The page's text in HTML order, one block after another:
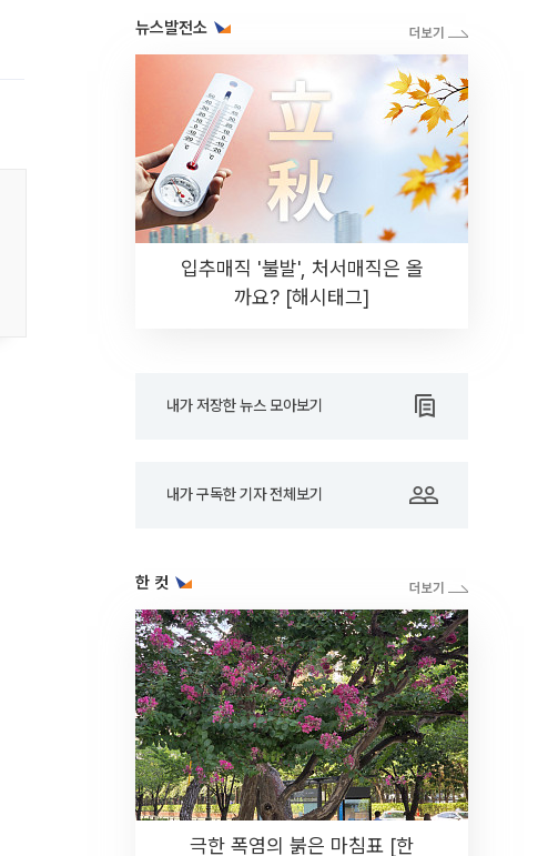
뉴스발전소
입추매직 '불발', 처서매직은 올
까요? [해시태그]
내가 저장한 뉴스 모아보기
내가 구독한 기자 전체보기
한 컷
극한 폭염의 붉은 마침표 [한